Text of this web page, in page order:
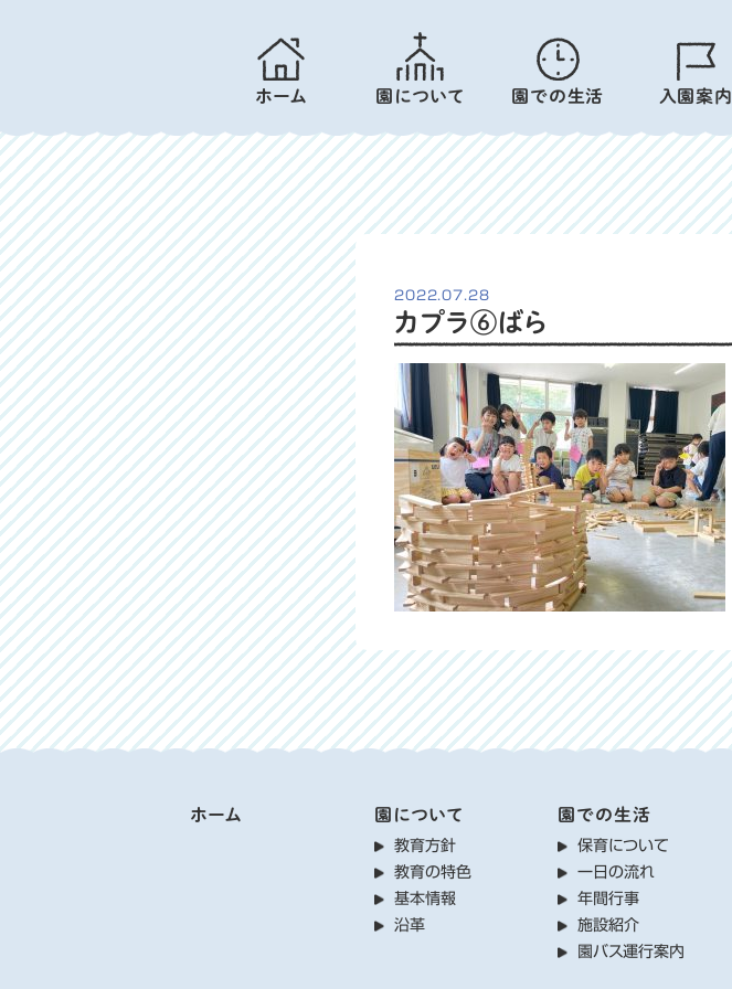
ホーム 園について 園での生活 入園案内
2022.07.28
カプラ⑥ばら
ホーム 園について
教育方針
教育の特色
基本情報
沿革
園での生活
保育について
一日の流れ
年間行事
施設紹介
園バス運行案内